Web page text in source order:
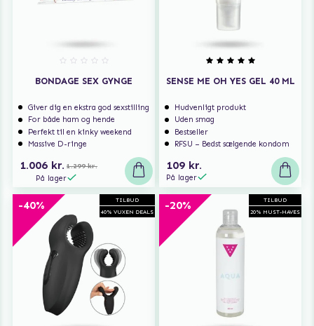
BONDAGE SEX GYNGE
Giver dig en ekstra god sexstilling
For både ham og hende
Perfekt til en kinky weekend
Massive D-ringe
1.006 kr. 1.299 kr.
På lager
SENSE ME OH YES GEL 40 ML
Hudvenligt produkt
Uden smag
Bestseller
RFSU – Bedst sælgende kondom
109 kr.
På lager
TILBUD
40% VUXEN DEALS
-40%
TILBUD
20% MUST-HAVES
-20%